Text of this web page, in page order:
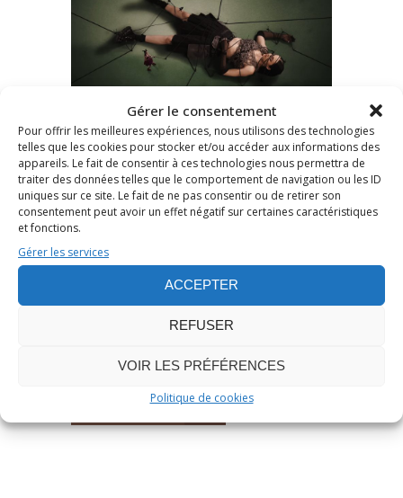
Gérer le consentement
Pour offrir les meilleures expériences, nous utilisons des technologies
telles que les cookies pour stocker et/ou accéder aux informations des
appareils. Le fait de consentir à ces technologies nous permettra de
traiter des données telles que le comportement de navigation ou les ID
uniques sur ce site. Le fait de ne pas consentir ou de retirer son
consentement peut avoir un effet négatif sur certaines caractéristiques
et fonctions.
Gérer les services
ACCEPTER
REFUSER
VOIR LES PRÉFÉRENCES
Politique de cookies
Publié le 06 Fév 2025 /
/
Stéphane JAILLIARD
POPPY : DU PRODUIT MARKETI
NG À L’ÉMANCIPATION D’UNE A
RTISTE AUTHENTIQUE
Metal industriel
Nu-Metal,Pop,Reportage